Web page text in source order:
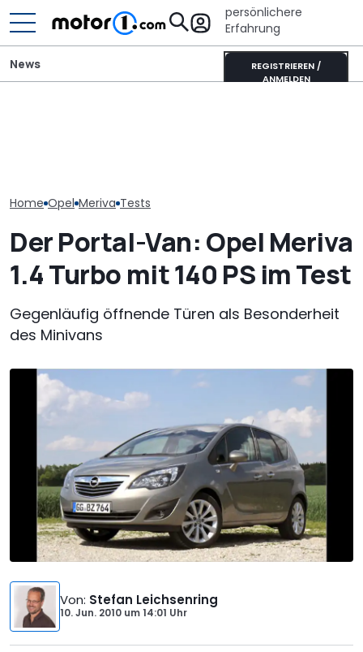
persönlichere
Erfahrung
REGISTRIEREN /
ANMELDEN
News
Home Opel Meriva Tests
Der Portal-Van: Opel Meriva
1.4 Turbo mit 140 PS im Test
Gegenläufig öffnende Türen als Besonderheit
des Minivans
Von: Stefan Leichsenring
10. Jun. 2010 um14:01 Uhr